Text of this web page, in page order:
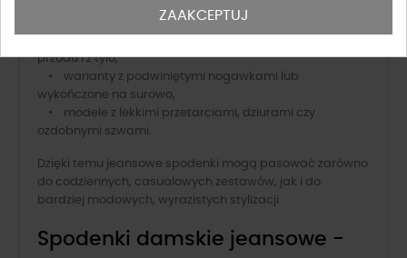
• fasony z wysokim, średnim lub niskim stanem,
przodu i z tyłu,
• warianty z podwiniętymi nogawkami lub
wykończone na surowo,
• modele z lekkimi przetarciami, dziurami czy
ozdobnymi szwami.
Dzięki temu jeansowe spodenki mogą pasować zarówno
do codziennych, casualowych zestawów, jak i do
bardziej modowych, wyrazistych stylizacji.
Spodenki damskie jeansowe -
ZAAKCEPTUJ